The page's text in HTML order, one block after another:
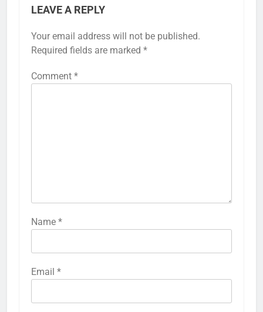
LEAVE A REPLY
Your email address will not be published.
Required fields are marked *
Comment *
Name *
Email *